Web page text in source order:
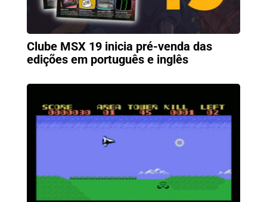
Clube MSX 19 inicia pré-venda das
edições em português e inglês